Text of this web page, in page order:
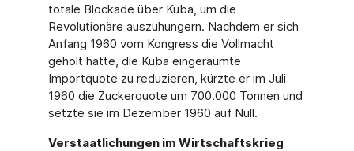
totale Blockade über Kuba, um die
Revolutionäre auszuhungern. Nachdem er sich
Anfang 1960 vom Kongress die Vollmacht
geholt hatte, die Kuba eingeräumte
Importquote zu reduzieren, kürzte er im Juli
1960 die Zuckerquote um 700.000 Tonnen und
setzte sie im Dezember 1960 auf Null.
Verstaatlichungen im Wirtschaftskrieg